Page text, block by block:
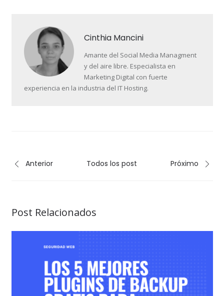
Cinthia Mancini
Amante del Social Media Managment
y del aire libre. Especialista en
Marketing Digital con fuerte
experiencia en la industria del IT Hosting.
Anterior Todos los post Próximo
Post Relacionados